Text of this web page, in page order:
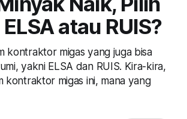
atau RUIS?
kontraktor migas yang juga bisa
yakni ELSA dan RUIS. Kira-kira,
kontraktor migas ini, mana yang